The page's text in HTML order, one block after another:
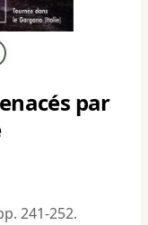
par
241-252.